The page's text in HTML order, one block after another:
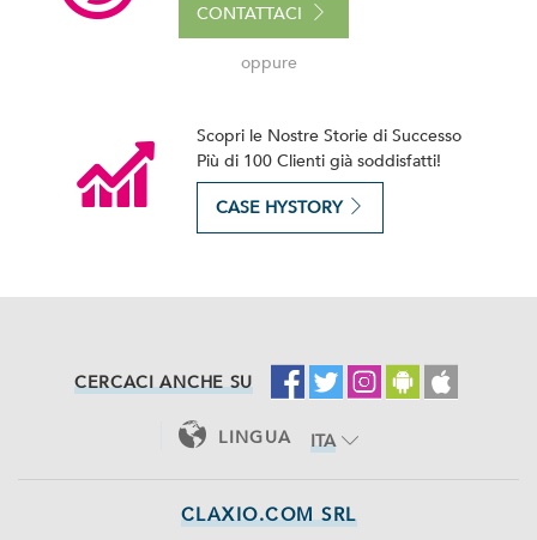
CONTATTACI
oppure
Scopri le Nostre Storie di Successo
Più di 100 Clienti già soddisfatti!
CASE HYSTORY
CERCACI ANCHE SU
LINGUA
ITA
CLAXIO.COM SRL